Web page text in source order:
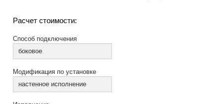
Расчет стоимости:
Способ подключения
боковое
Модификация по установке
настенное исполнение